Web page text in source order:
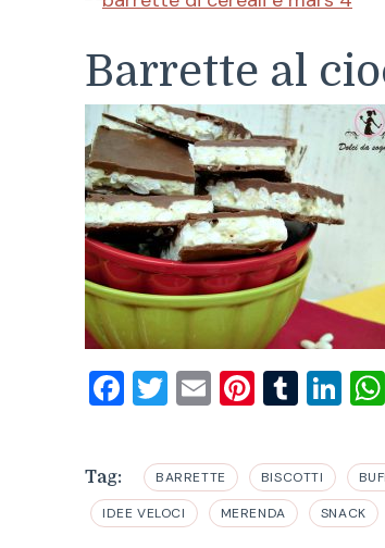
Barrette al
Facebook
Twitter
Email
Tag: BARRETTE BISCOTTI
IDEE VELOCI MERENDA SNACK